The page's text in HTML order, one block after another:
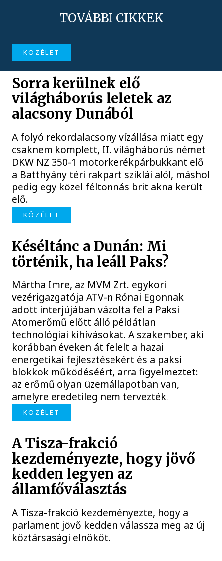
TOVÁBBI CIKKEK
KÖZÉLET
Sorra kerülnek elő
világháborús leletek az
alacsony Dunából
A folyó rekordalacsony vízállása miatt egy
csaknem komplett, II. világháborús német
DKW NZ 350-1 motorkerékpárbukkant elő
a Batthyány téri rakpart sziklái alól, máshol
pedig egy közel féltonnás brit akna került
elő.
KÖZÉLET
Késéltánc a Dunán: Mi
történik, ha leáll Paks?
Mártha Imre, az MVM Zrt. egykori
vezérigazgatója ATV-n Rónai Egonnak
adott interjújában vázolta fel a Paksi
Atomerőmű előtt álló példátlan
technológiai kihívásokat. A szakember, aki
korábban éveken át felelt a hazai
energetikai fejlesztésekért és a paksi
blokkok működéséért, arra figyelmeztet:
az erőmű olyan üzemállapotban van,
amelyre eredetileg nem tervezték.
KÖZÉLET
A Tisza-frakció
kezdeményezte, hogy jövő
kedden legyen az
államfőválasztás
A Tisza-frakció kezdeményezte, hogy a
parlament jövő kedden válassza meg az új
köztársasági elnököt.